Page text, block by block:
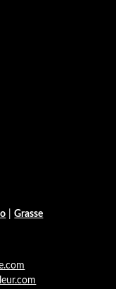
|Grasse